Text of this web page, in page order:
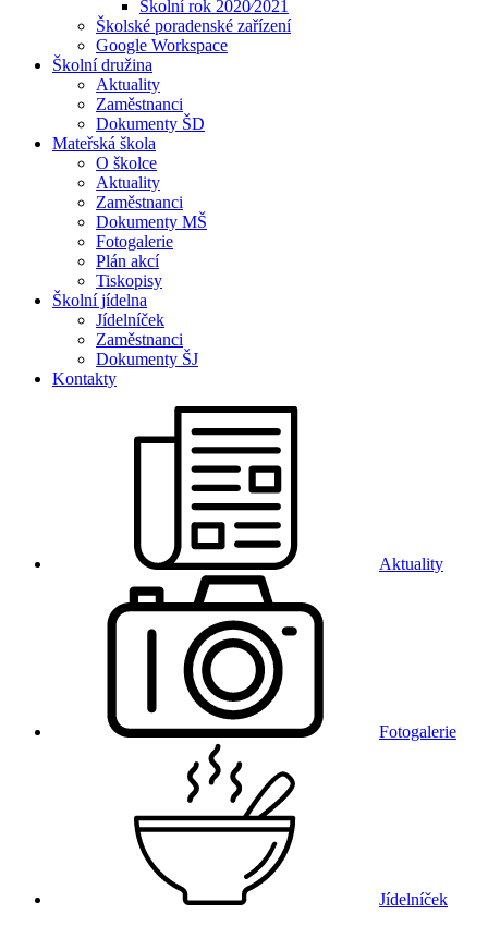
Školní rok 2020⁄2021
Školské poradenské zařízení
Google Workspace
Školní družina
Aktuality
Zaměstnanci
Dokumenty ŠD
Mateřská škola
O školce
Aktuality
Zaměstnanci
Dokumenty MŠ
Fotogalerie
Plán akcí
Tiskopisy
Školní jídelna
Jídelníček
Zaměstnanci
Dokumenty ŠJ
Kontakty
Aktuality
Fotogalerie
Jídelníček